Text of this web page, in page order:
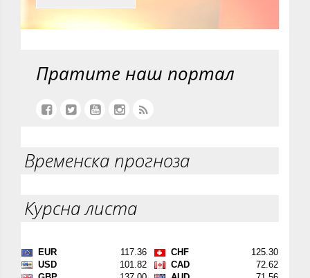
Пратите наш портал
Временска прогноза
Курсна листа